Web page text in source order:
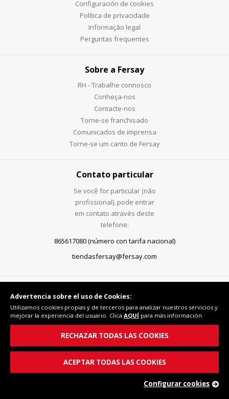
Configuración de cookies
Política de privacidade
Informação legal
Perguntas frequentes
Sobre a Fersay
RH - Trabalhe connosco
Conheça-nos
Contacte-nos
Torne-se franchisado
Comunicados de imprensa
Torne-se um canto de Fersay
Contato particular
Se você for particular (não
profissional), pode entrar
em contato através deste
telefone:
865617080 (número con tarifa nacional)
tiendasfersay@fersay.com
Advertencia sobre el uso de Cookies:
Utilizamos cookies propias y de terceros para analizar nuestros servicios y
mejorar la experiencia del usuario. Clica AQUÍ para más información.
RECHAZAR TODAS LAS COOKIES
ACEPTAR TODAS LAS COOKIES
Configurar cookies